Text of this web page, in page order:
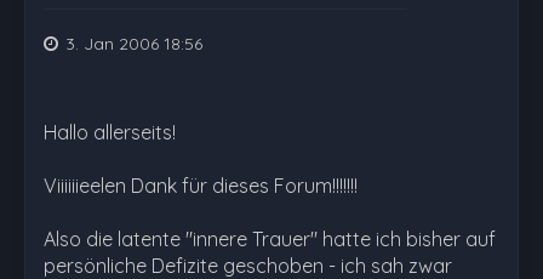
3. Jan 2006 18:56
Hallo allerseits!
Viiiiiieelen Dank für dieses Forum!!!!!!!
Also die latente "innere Trauer" hatte ich bisher auf
persönliche Defizite geschoben - ich sah zwar